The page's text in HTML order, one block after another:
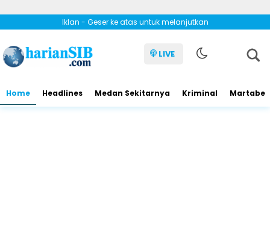
Iklan - Geser ke atas untuk melanjutkan
LIVE
Home Headlines Medan Sekitarnya Kriminal Martabe